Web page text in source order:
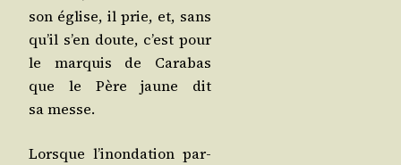
son église, il prie, et, sans
qu’il s’en doute, c’est pour
le mar­quis de Cara­bas
que le Père jaune dit
sa messe.
Lorsque l’i­non­da­tion par­